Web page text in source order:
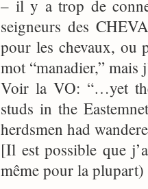
– il y a trop de
seigneurs des
pour les chevaux, ou
mot “manadier,” mais
Voir la VO: “…yet
studs in the
herdsmen had
[Il est possible que
même pour la